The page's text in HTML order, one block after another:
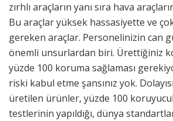
zırhlı araçların yanı sıra hava
Bu araçlar yüksek hassasiyette ve
gereken araçlar. Personelinizin can
önemli unsurlardan biri. Ürettiğiniz
yüzde 100 koruma sağlaması
riski kabul etme şansınız yok.
üretilen ürünler, yüzde 100
testlerinin yapıldığı, dünya